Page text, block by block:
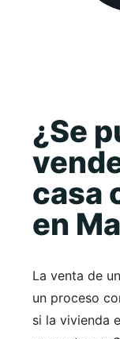
¿Se
casa
en
La venta de
un proceso
si la vivienda